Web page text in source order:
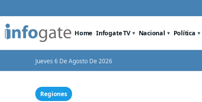
Home Infogate TV Nacional Política
Jueves 6 De Agosto De 2026
Regiones